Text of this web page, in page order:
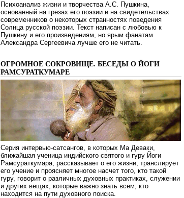
Психоанализ жизни и творчества А.С. Пушкина,
основанный на грезах его поэзии и на свидетельствах
современников о некоторых странностях поведения
Солнца русской поэзии. Текст написан с любовью к
Пушкину и его произведениям, но ярым фанатам
Александра Сергеевича лучше его не читать.
ОГРОМНОЕ СОКРОВИЩЕ. БЕСЕДЫ О ЙОГИ
РАМСУРАТКУМАРЕ
Серия интервью-сатсангов, в которых Ма Деваки,
ближайшая ученица индийского святого и гуру Йоги
Рамсураткумара, рассказывает о его жизни, транслирует
его учение и проясняет многое насчет того, кто такой
гуру, говорит о различных духовных практиках, служении
и других вещах, которые важно знать всем, кто
находится на пути духовного поиска.